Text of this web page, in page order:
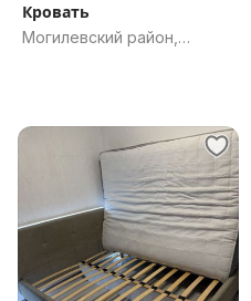
Кровать
Могилевский район,